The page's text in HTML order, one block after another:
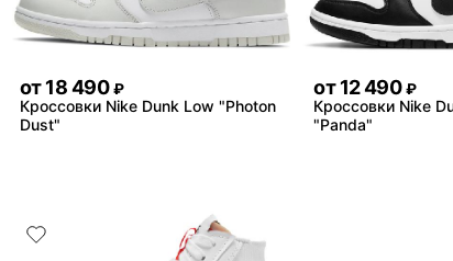
от18 490 ₽
Кроссовки Nike Dunk Low "Photon
Dust"
от 12 490 ₽
Кроссовки Nike
"Panda"